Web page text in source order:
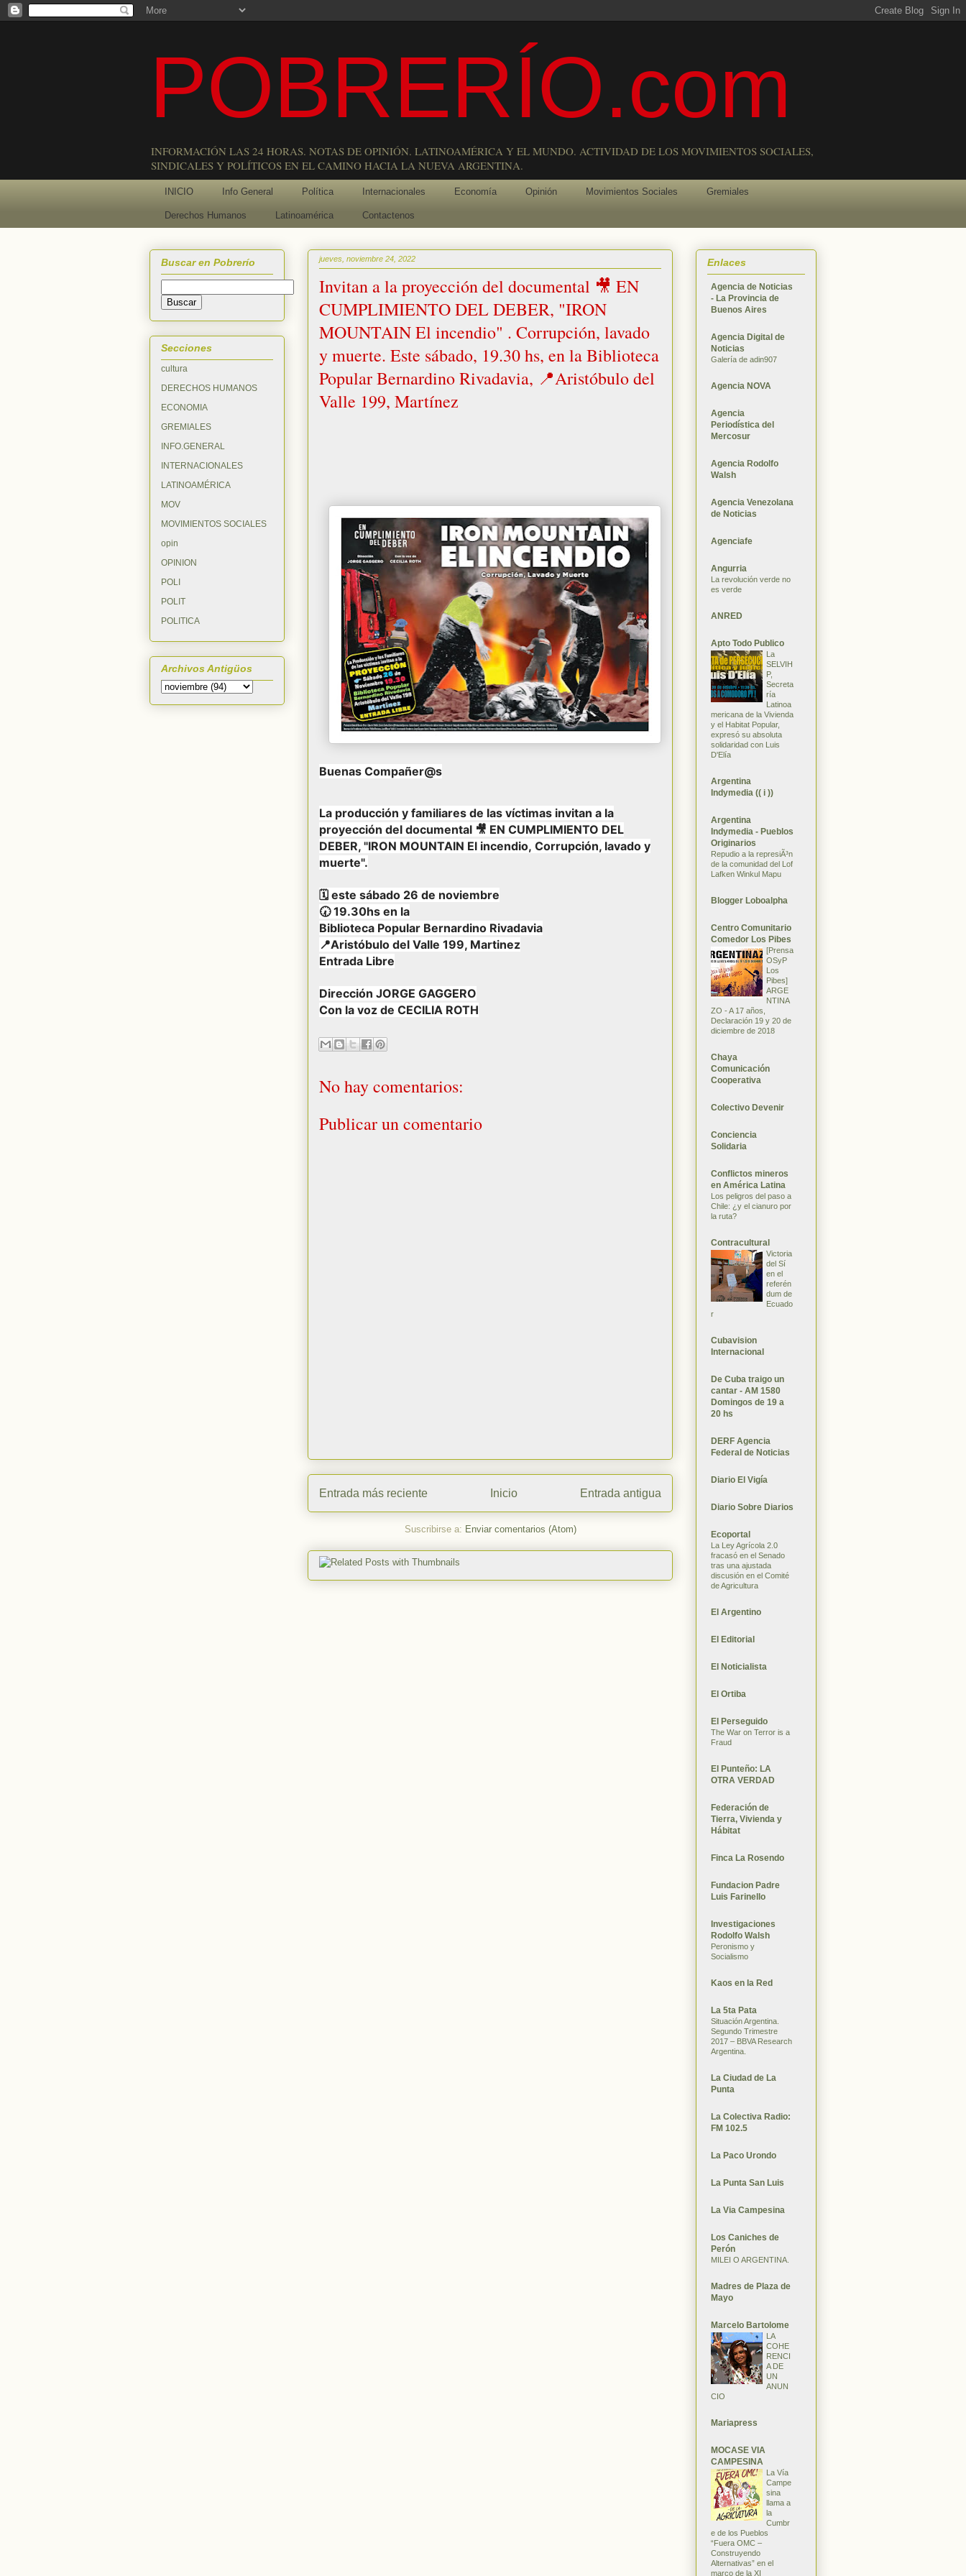
POBRERÍO.com
INFORMACIÓN LAS 24 HORAS. NOTAS DE OPINIÓN. LATINOAMÉRICA Y EL MUNDO. ACTIVIDAD DE LOS MOVIMIENTOS SOCIALES,
SINDICALES Y POLÍTICOS EN EL CAMINO HACIA LA NUEVA ARGENTINA.
INICIO Info General Política Internacionales Economía Opinión Movimientos Sociales Gremiales
Derechos Humanos Latinoamérica Contactenos
jueves, noviembre 24, 2022
Invitan a la proyección del documental 🎥 EN
CUMPLIMIENTO DEL DEBER, "IRON
MOUNTAIN El incendio" . Corrupción, lavado
y muerte. Este sábado, 19.30 hs, en la Biblioteca
Popular Bernardino Rivadavia, 📍Aristóbulo del
Valle 199, Martínez
Buenas Compañer@s
La producción y familiares de las víctimas invitan a la
proyección del documental 🎥 EN CUMPLIMIENTO DEL
DEBER, "IRON MOUNTAIN El incendio, Corrupción, lavado y
muerte".
🗓️ este sábado 26 de noviembre
🕢 19.30hs en la
Biblioteca Popular Bernardino Rivadavia
📍Aristóbulo del Valle 199, Martinez
Entrada Libre
Dirección JORGE GAGGERO
Con la voz de CECILIA ROTH
No hay comentarios:
Publicar un comentario
Entrada más reciente Entrada antigua
Inicio
Suscribirse a: Enviar comentarios (Atom)
Buscar en Pobrerío
Secciones
cultura
DERECHOS HUMANOS
ECONOMIA
GREMIALES
INFO.GENERAL
INTERNACIONALES
LATINOAMÉRICA
MOV
MOVIMIENTOS SOCIALES
opin
OPINION
POLI
POLIT
POLITICA
Archivos Antigüos
Enlaces
Agencia de Noticias
- La Provincia de
Buenos Aires
Agencia Digital de
Noticias
Galería de adin907
Agencia NOVA
Agencia
Periodística del
Mercosur
Agencia Rodolfo
Walsh
Agencia Venezolana
de Noticias
Agenciafe
Angurria
La revolución verde no
es verde
ANRED
Apto Todo Publico
La
SELVIH
P,
Secreta
ría
Latinoa
mericana de la Vivienda
y el Habitat Popular,
expresó su absoluta
solidaridad con Luis
D'Elía
Argentina
Indymedia (( i ))
Argentina
Indymedia - Pueblos
Originarios
Repudio a la represiÃ³n
de la comunidad del Lof
Lafken Winkul Mapu
Blogger Loboalpha
Centro Comunitario
Comedor Los Pibes
[Prensa
OSyP
Los
Pibes]
ARGE
NTINA
ZO - A 17 años,
Declaración 19 y 20 de
diciembre de 2018
Chaya
Comunicación
Cooperativa
Colectivo Devenir
Conciencia
Solidaria
Conflictos mineros
en América Latina
Los peligros del paso a
Chile: ¿y el cianuro por
la ruta?
Contracultural
Victoria
del Sí
en el
referén
dum de
Ecuado
r
Cubavision
Internacional
De Cuba traigo un
cantar - AM 1580
Domingos de 19 a
20 hs
DERF Agencia
Federal de Noticias
Diario El Vigía
Diario Sobre Diarios
Ecoportal
La Ley Agrícola 2.0
fracasó en el Senado
tras una ajustada
discusión en el Comité
de Agricultura
El Argentino
El Editorial
El Noticialista
El Ortiba
El Perseguido
The War on Terror is a
Fraud
El Punteño: LA
OTRA VERDAD
Federación de
Tierra, Vivienda y
Hábitat
Finca La Rosendo
Fundacion Padre
Luis Farinello
Investigaciones
Rodolfo Walsh
Peronismo y
Socialismo
Kaos en la Red
La 5ta Pata
Situación Argentina.
Segundo Trimestre
2017 – BBVA Research
Argentina.
La Ciudad de La
Punta
La Colectiva Radio:
FM 102.5
La Paco Urondo
La Punta San Luis
La Via Campesina
Los Caniches de
Perón
MILEI O ARGENTINA.
Madres de Plaza de
Mayo
Marcelo Bartolome
LA
COHE
RENCI
A DE
UN
ANUN
CIO
Mariapress
MOCASE VIA
CAMPESINA
La Vía
Campe
sina
llama a
la
Cumbr
e de los Pueblos
“Fuera OMC –
Construyendo
Alternativas” en el
marco de la XI